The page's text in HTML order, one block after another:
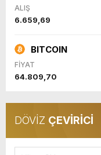
ALIŞ
6.659,69
BITCOIN
FİYAT
64.809,70
DÖVİZ ÇEVİRİCİ